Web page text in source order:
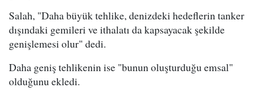
Salah, "Daha büyük tehlike, denizdeki hedeflerin tanker
dışındaki gemileri ve ithalatı da kapsayacak şekilde
genişlemesi olur" dedi.
Daha geniş tehlikenin ise "bunun oluşturduğu emsal"
olduğunu ekledi.